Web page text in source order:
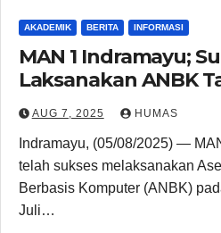
AKADEMIK BERITA INFORMASI
MAN 1 Indramayu;
Laksanakan ANBK
AUG 7, 2025 HUMAS
Indramayu, (05/08/2025) —
telah sukses melaksanakan
Berbasis Komputer (ANBK)
Juli…